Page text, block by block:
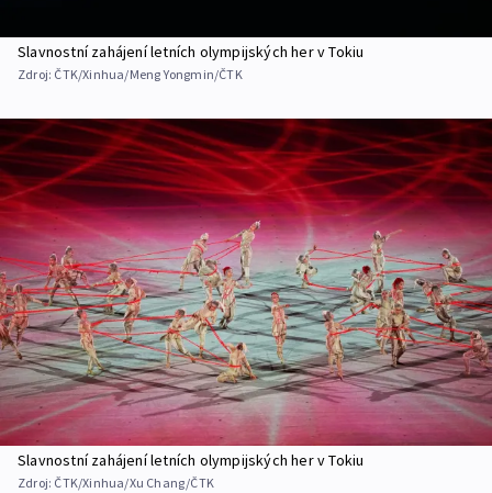
Slavnostní zahájení letních olympijských her v Tokiu
Zdroj: ČTK/Xinhua/Meng Yongmin/ČTK
Slavnostní zahájení letních olympijských her v Tokiu
Zdroj: ČTK/Xinhua/Xu Chang/ČTK